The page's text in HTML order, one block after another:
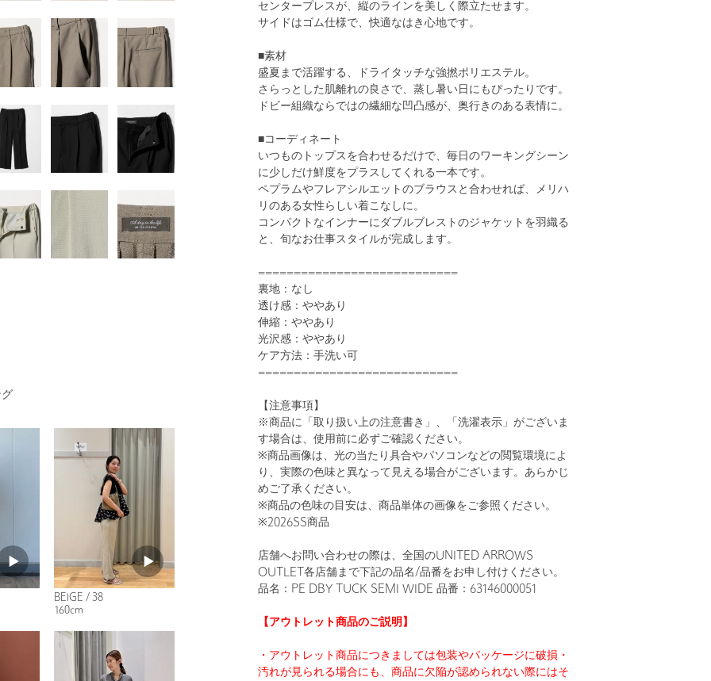
センタープレスが、縦のラインを美しく際立たせます。
サイドはゴム仕様で、快適なはき心地です。
■素材
盛夏まで活躍する、ドライタッチな強撚ポリエステル。
さらっとした肌離れの良さで、蒸し暑い日にもぴったりです。
ドビー組織ならではの繊細な凹凸感が、奥行きのある表情に。
■コーディネート
いつものトップスを合わせるだけで、毎日のワーキングシーン
に少しだけ鮮度をプラスしてくれる一本です。
ペプラムやフレアシルエットのブラウスと合わせれば、メリハ
リのある女性らしい着こなしに。
コンパクトなインナーにダブルブレストのジャケットを羽織る
と、旬なお仕事スタイルが完成します。
============================
裏地：なし
透け感：ややあり
伸縮：ややあり
光沢感：ややあり
ケア方法：手洗い可
============================
【注意事項】
※商品に「取り扱い上の注意書き」、「洗濯表示」がございま
す場合は、使用前に必ずご確認ください。
※商品画像は、光の当たり具合やパソコンなどの閲覧環境によ
り、実際の色味と異なって見える場合がございます。あらかじ
めご了承ください。
※商品の色味の目安は、商品単体の画像をご参照ください。
※2026SS商品
店舗へお問い合わせの際は、全国のUNITED ARROWS
OUTLET各店舗まで下記の品名/品番をお申し付けください。
品名：PE DBY TUCK SEMI WIDE 品番：63146000051
【アウトレット商品のご説明】
・アウトレット商品につきましては包装やパッケージに破損・
汚れが見られる場合にも、商品に欠陥が認められない際にはそ
BEIGE / 38
160cm